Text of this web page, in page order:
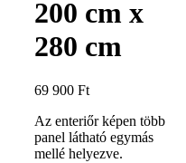
200 cm x
280 cm
69 900 Ft
Az enteriőr képen több
panel látható egymás
mellé helyezve.